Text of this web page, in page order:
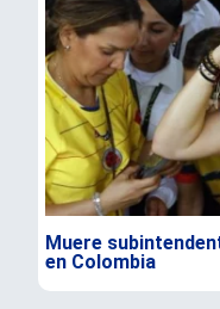
Muere
en Colombia